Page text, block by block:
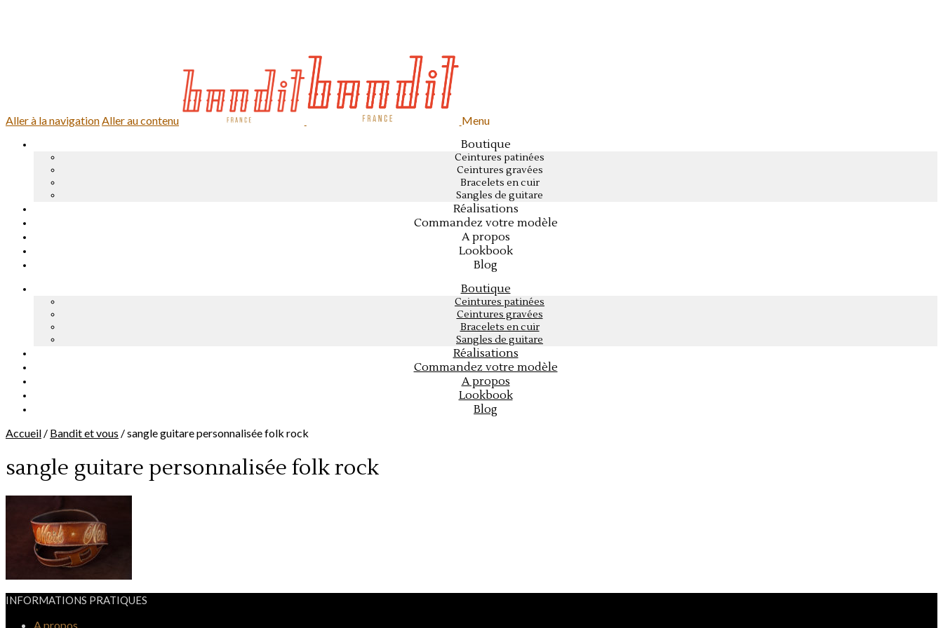
Aller à la navigationAller au contenu Menu
Boutique
Ceintures patinées
Ceintures gravées
Bracelets en cuir
Sangles de guitare
Réalisations
Commandez votre modèle
A propos
Lookbook
Blog
Boutique
Ceintures patinées
Ceintures gravées
Bracelets en cuir
Sangles de guitare
Réalisations
Commandez votre modèle
A propos
Lookbook
Blog
Accueil / Bandit et vous /sangle guitare personnalisée folk rock
sangle guitare personnalisée folk rock
INFORMATIONS PRATIQUES
A propos